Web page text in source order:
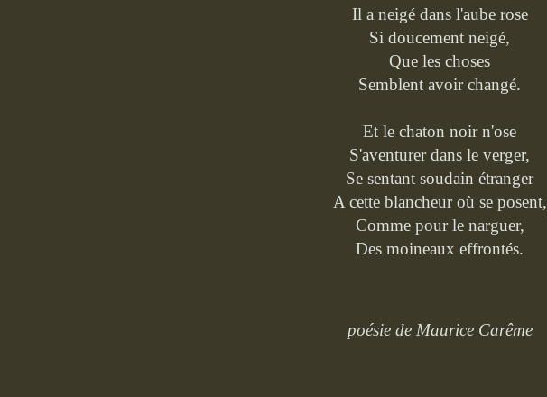
Il a neigé dans l'aube rose
Si doucement neigé,
Que les choses
Semblent avoir changé.
Et le chaton noir n'ose
S'aventurer dans le verger,
Se sentant soudain étranger
A cette blancheur où se posent,
Comme pour le narguer,
Des moineaux effrontés.
poésie de Maurice Carême